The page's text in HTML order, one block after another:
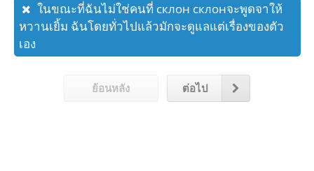
ในขณะที่ฉันไม่ใช่คนที่ склон склонจะพูดจาให้
หวานเยิ้ม ฉันโดยทั่วไปแล้วมักจะดูแลแต่เรื่องของตัว
เอง
ย้อนหลัง ต่อไป